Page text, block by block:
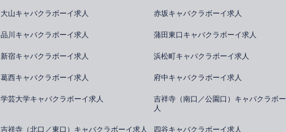
大山キャバクラボーイ求人 赤坂キャバクラボーイ求人
品川キャバクラボーイ求人 蒲田東口キャバクラボーイ求人
新宿キャバクラボーイ求人 浜松町キャバクラボーイ求人
葛西キャバクラボーイ求人 府中キャバクラボーイ求人
学芸大学キャバクラボーイ求人
吉祥寺（南口／公園口）キャバクラボ
人
吉祥寺（北口／東口）キャバクラボーイ求人 四谷キャバクラボーイ求人